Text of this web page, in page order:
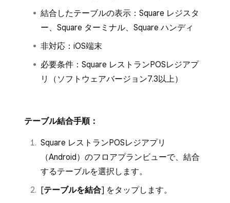
結合したテーブルの表示：Square レジスタ
ー、Square ターミナル、Square ハンディ
非対応：iOS端末
必要条件：Square レストランPOSレジアプ
リ（ソフトウェアバージョン7.3以上）
テーブル結合手順：
Square レストランPOSレジアプリ
（Android）のフロアプランビューで、結合
するテーブルを選択します。
[テーブルを結合] をタップします。